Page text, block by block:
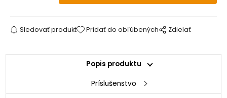
Sledovať produkt Pridať do obľúbených Zdielať
Popis produktu
Príslušenstvo